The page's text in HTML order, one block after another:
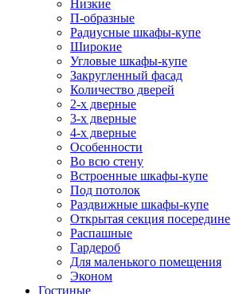
Низкие
П-образные
Радиусные шкафы-купе
Широкие
Угловые шкафы-купе
Закругленный фасад
Количество дверей
2-х дверные
3-х дверные
4-х дверные
Особенности
Во всю стену
Встроенные шкафы-купе
Под потолок
Раздвижные шкафы-купе
Открытая секция посередине
Распашные
Гардероб
Для маленького помещения
Эконом
Гостиные